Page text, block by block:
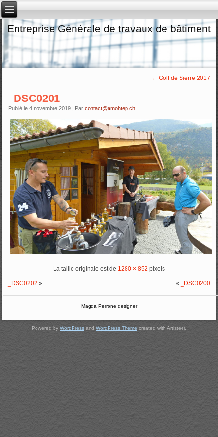
Entreprise Générale de travaux de bâtiment
← Golf de Sierre 2017
_DSC0201
Publié le 4 novembre 2019 | Par contact@amohtep.ch
La taille originale est de 1280 × 852 pixels
_DSC0202 » « _DSC0200
Magda Perrone designer
Powered by WordPress and WordPress Theme created with Artisteer.